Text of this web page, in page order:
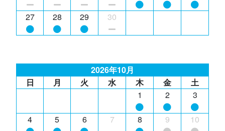
27 28 29 30
2026年10月
日
月 火 水 木 金
土
1
2 3
4 5 6 7 8 9 10